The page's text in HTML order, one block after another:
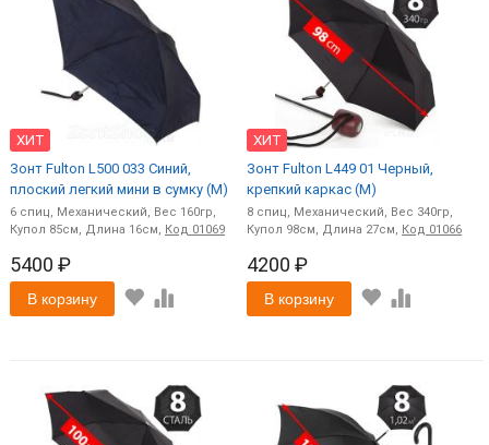
ХИТ
Зонт Fulton L500 033 Синий,
плоский легкий мини в сумку (M)
6спиц Механический
160
85
16 Код 01069
5400 ₽
В корзину
ХИТ
Зонт Fulton L449 01 Черный,
крепкий каркас (M)
8 спиц Механический
340
98
27 Код 01066
4200 ₽
В корзину